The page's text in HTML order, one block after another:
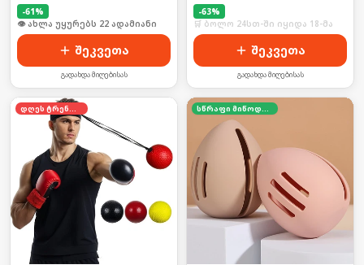
-61%
🛒 ბოლო 24სთ-ში იყიდა 29-მა
შეკვეთა
გადახდა მიღებისას
-63%
🛒 ბოლო 24სთ-ში იყიდა 18-მა
შეკვეთა
გადახდა მიღებისას
დღეს ტრენდში სწრაფი მიწოდება